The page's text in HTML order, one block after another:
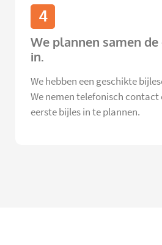
4
We plannen samen
in.
We hebben een geschikte
We nemen telefonisch contact
eerste bijles in te plannen.